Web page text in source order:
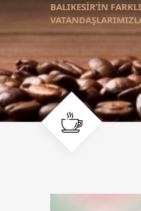
BALIKESIR’IN